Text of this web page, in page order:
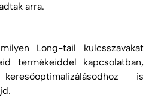
arra.
Long-tail kulcsszavakat
termékeiddel kapcsolatban,
is